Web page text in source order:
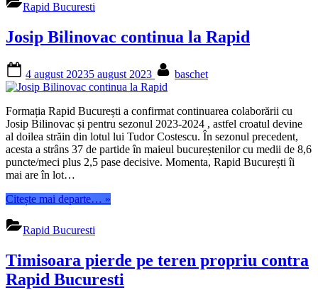
Rapid”
Rapid Bucuresti
Josip Bilinovac continua la Rapid
on
4 august 20235 august 2023 baschet
Formația Rapid București a confirmat continuarea colaborării cu
Josip Bilinovac și pentru sezonul 2023-2024 , astfel croatul devine
al doilea străin din lotul lui Tudor Costescu. În sezonul precedent,
acesta a strâns 37 de partide în maieul bucureștenilor cu medii de 8,6
puncte/meci plus 2,5 pase decisive. Momenta, Rapid București îi
mai are în lot…
Citește mai departe… “Josip
»
Rapid Bucuresti
Timisoara pierde pe teren propriu contra
Rapid Bucuresti